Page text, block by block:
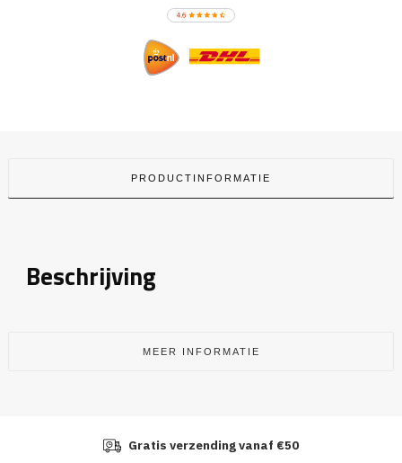
PRODUCTINFORMATIE
Beschrijving
MEER INFORMATIE
Gratis verzending vanaf €50